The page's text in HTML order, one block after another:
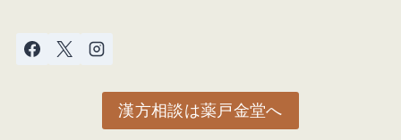
漢方相談は薬戸金堂へ